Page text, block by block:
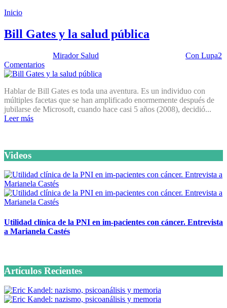
Inicio
Bill Gates y la salud pública
Mirador Salud Con Lupa2
Comentarios
Hablar de Bill Gates es toda una aventura. Es un individuo con
múltiples facetas que se han amplificado enormemente después de
jubilarse de Microsoft, cuando hace casi 5 años (2008), decidió...
Leer más
Videos
Utilidad clínica de la PNI en im-pacientes con cáncer. Entrevista
a Marianela Castés
Artículos Recientes